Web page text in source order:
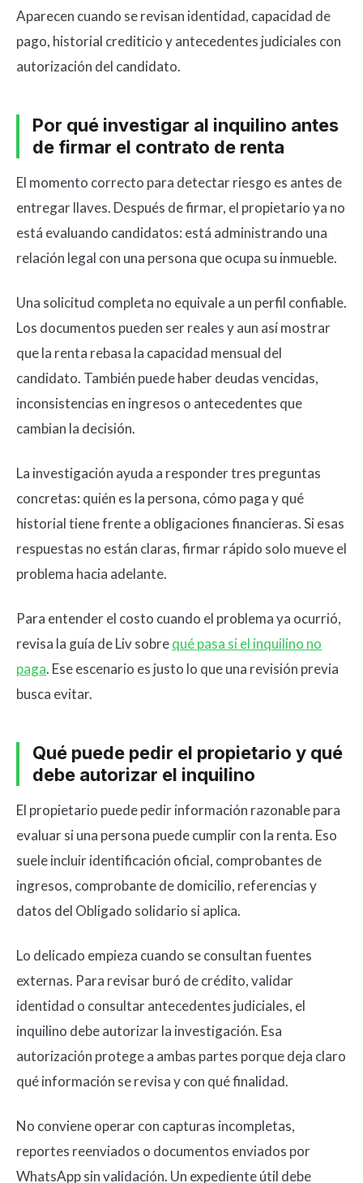
Aparecen cuando se revisan identidad, capacidad de
pago, historial crediticio y antecedentes judiciales con
autorización del candidato.
Por qué investigar al inquilino antes
de firmar el contrato de renta
El momento correcto para detectar riesgo es antes de
entregar llaves. Después de firmar, el propietario ya no
está evaluando candidatos: está administrando una
relación legal con una persona que ocupa su inmueble.
Una solicitud completa no equivale a un perfil confiable.
Los documentos pueden ser reales y aun así mostrar
que la renta rebasa la capacidad mensual del
candidato. También puede haber deudas vencidas,
inconsistencias en ingresos o antecedentes que
cambian la decisión.
La investigación ayuda a responder tres preguntas
concretas: quién es la persona, cómo paga y qué
historial tiene frente a obligaciones financieras. Si esas
respuestas no están claras, firmar rápido solo mueve el
problema hacia adelante.
Para entender el costo cuando el problema ya ocurrió,
revisa la guía de Liv sobrequé pasa si el inquilino no
paga. Ese escenario es justo lo que una revisión previa
busca evitar.
Qué puede pedir el propietario y qué
debe autorizar el inquilino
El propietario puede pedir información razonable para
evaluar si una persona puede cumplir con la renta. Eso
suele incluir identificación oficial, comprobantes de
ingresos, comprobante de domicilio, referencias y
datos del Obligado solidario si aplica.
Lo delicado empieza cuando se consultan fuentes
externas. Para revisar buró de crédito, validar
identidad o consultar antecedentes judiciales, el
inquilino debe autorizar la investigación. Esa
autorización protege a ambas partes porque deja claro
qué información se revisa y con qué finalidad.
No conviene operar con capturas incompletas,
reportes reenviados o documentos enviados por
WhatsApp sin validación. Un expediente útil debe